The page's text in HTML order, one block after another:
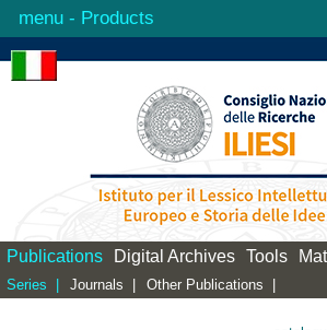
- Products
Institute
Activities
Publications Digital Archives Tools
Series | Journals | Other Publications |